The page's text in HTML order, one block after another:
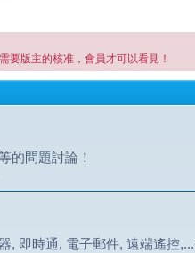
要版主的核准，會員才可以看見！
的問題討論！
, 即時通, 電子郵件, 遠端遙控,...